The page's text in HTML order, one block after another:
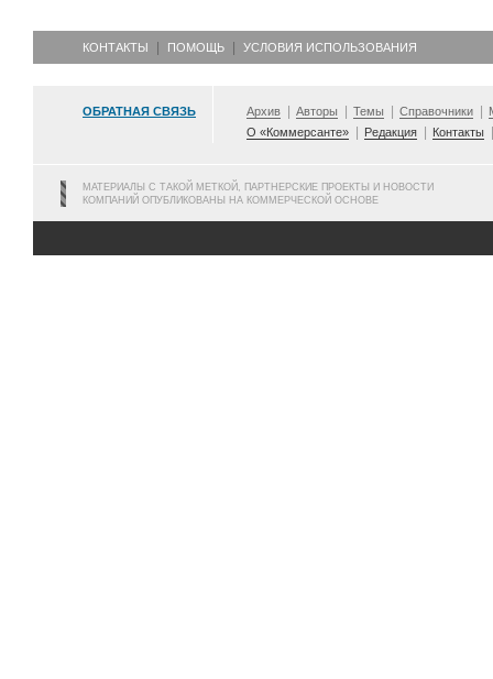
КОНТАКТЫ ПОМОЩЬ УСЛОВИЯ ИСПОЛЬЗОВАНИЯ
ОБРАТНАЯ СВЯЗЬ Архив Авторы Темы Справочники
О «Коммерсанте»
Редакция Контакты
МАТЕРИАЛЫ С ТАКОЙ МЕТКОЙ, ПАРТНЕРСКИЕ ПРОЕКТЫ И НОВОСТИ
КОМПАНИЙ ОПУБЛИКОВАНЫ НА КОММЕРЧЕСКОЙ ОСНОВЕ